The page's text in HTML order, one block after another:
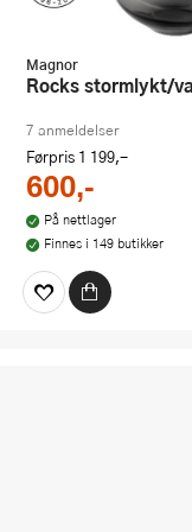
Magnor
Rocks stormlykt/
7 anmeldelser
Førpris 1 199,-
600,-
På nettlager
Finnes i 149 butikker